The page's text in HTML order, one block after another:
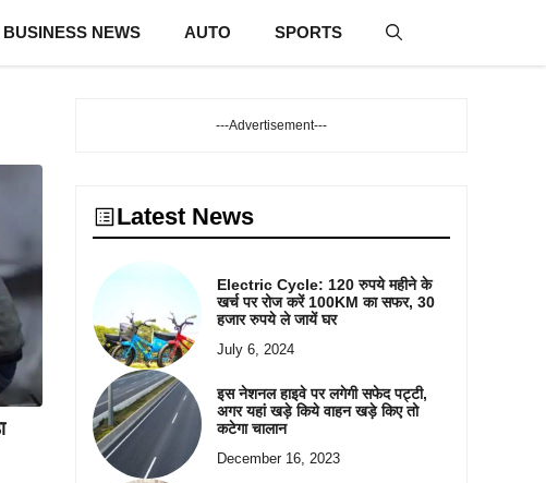
BUSINESS NEWS AUTO SPORTS
---Advertisement---
Latest News
Electric Cycle: 120 रुपये महीने के
खर्च पर रोज करें 100KM का सफर, 30
हजार रुपये ले जायें घर
July 6, 2024
इस नेशनल हाइवे पर लगेगी सफेद पट्टी,
अगर यहां खड़े किये वाहन खड़े किए तो
कटेगा चालान
December 16, 2023